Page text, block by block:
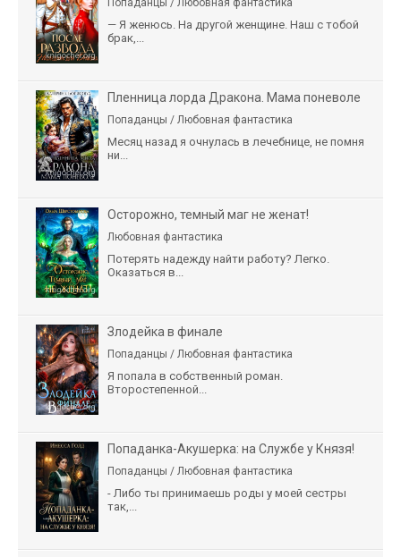
— Я женюсь. На другой женщине. Наш с тобой
брак,...
Пленница лорда Дракона. Мама поневоле
Попаданцы / Любовная фантастика
Месяц назад я очнулась в лечебнице, не помня
ни...
Осторожно, темный маг не женат!
Любовная фантастика
Потерять надежду найти работу? Легко.
Оказаться в...
Злодейка в финале
Попаданцы / Любовная фантастика
Я попала в собственный роман.
Второстепенной...
Попаданка-Акушерка: на Службе у Князя!
Попаданцы / Любовная фантастика
- Либо ты принимаешь роды у моей сестры
так,...